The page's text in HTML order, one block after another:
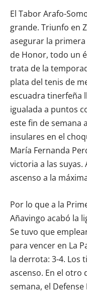
El Tabor Arafo-
grande. Triunfo en
asegurar la
de Honor, todo un
trata de la
plata del tenis de
escuadra tinerfeña
igualada a puntos
este fin de semana
insulares en el
María Fernanda
victoria a las
ascenso a la
Por lo que a la
Añavingo acabó la
Se tuvo que
para vencer en La
la derrota: 3-4. Los
ascenso. En el otro
semana, el